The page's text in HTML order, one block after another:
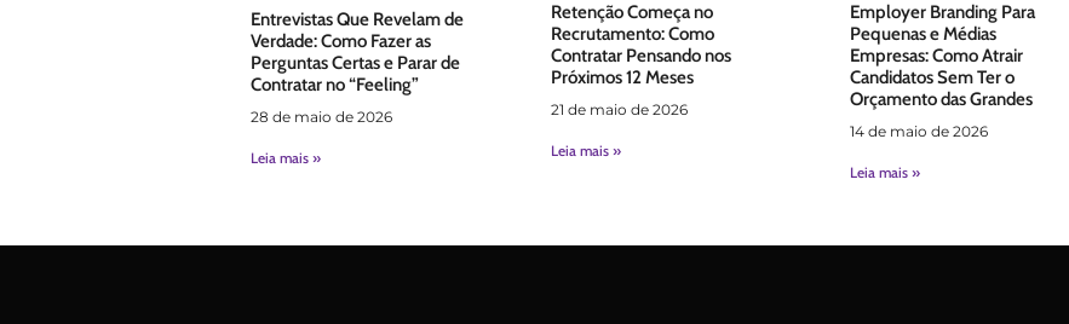
Entrevistas Que Revelam de
Verdade: Como Fazer as
Perguntas Certas e Parar de
Contratar no “Feeling”
28 de maio de 2026
Leia mais »
Retenção Começa no
Recrutamento: Como
Contratar Pensando nos
Próximos 12 Meses
21 de maio de 2026
Leia mais »
Employer Branding Para
Pequenas e Médias
Empresas: Como Atrair
Candidatos Sem Ter o
Orçamento das Grandes
14 de maio de 2026
Leia mais »